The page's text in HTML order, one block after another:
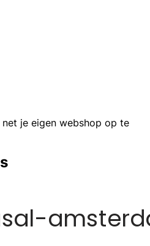
je eigen webshop op te